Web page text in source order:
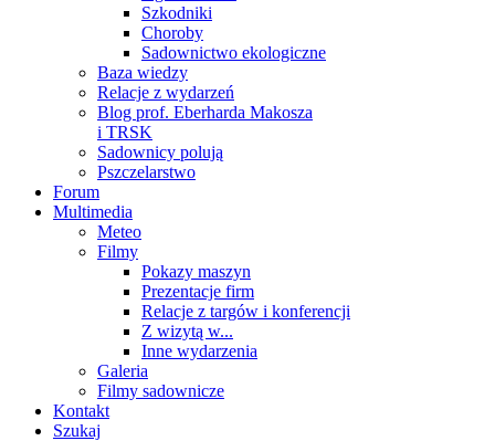
Szkodniki
Choroby
Sadownictwo ekologiczne
Baza wiedzy
Relacje z wydarzeń
Blog prof. Eberharda Makosza
i TRSK
Sadownicy polują
Pszczelarstwo
Forum
Multimedia
Meteo
Filmy
Pokazy maszyn
Prezentacje firm
Relacje z targów i konferencji
Z wizytą w...
Inne wydarzenia
Galeria
Filmy sadownicze
Kontakt
Szukaj